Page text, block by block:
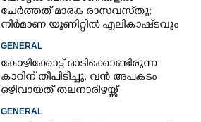
ചേർത്തത് മാരക രാസവസ്‌തു;
നിർമാണ യൂണിറ്റിൽ എലികാഷ്‌ടവും
GENERAL
കോഴിക്കോട്ട് ഓടിക്കൊണ്ടിരുന്ന
കാറിന് തീപിടിച്ചു; വൻ അപകടം
ഒഴിവായത് തലനാരിഴയ്ക്ക്
GENERAL